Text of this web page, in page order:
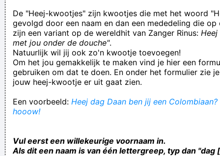
De "Heej-kwootjes" zijn kwootjes die met het woord
gevolgd door een naam en dan een mededeling die op
zijn een variant op de wereldhit van Zanger Rinus:
met jou onder de douche".
Natuurlijk wil jij ook zo'n kwootje toevoegen!
Om het jou gemakkelijk te maken vind je hier een
gebruiken om dat te doen. En onder het formulier zie
jouw heej-kwootje er uit gaat zien.
Een voorbeeld: Heej dag Daan ben jij een
hooow!
Vul eerst een willekeurige voornaam in.
Als dit een naam is van één lettergreep, typ dan "dag